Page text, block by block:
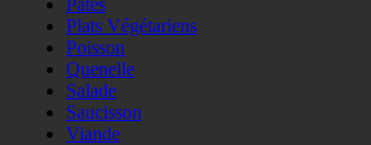
Pâtes
Plats Végétariens
Poisson
Quenelle
Salade
Saucisson
Viande